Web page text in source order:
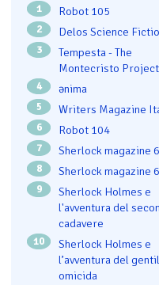
1 Robot 105
2 Delos Science
3
Tempesta - The
Montecristo
4 ənima
5 Writers Magazine
6 Robot 104
7 Sherlock magazine
8 Sherlock magazine
9
Sherlock Holmes e
l'avventura del
cadavere
10
Sherlock Holmes e
l’avventura del
omicida